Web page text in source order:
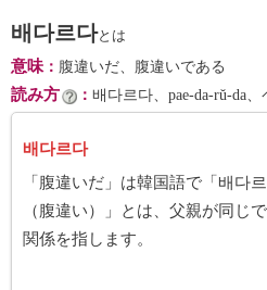
배다르다とは
意味： 腹違いだ、腹違いである
読み方 ： 배다르다、pae-da-rŭ-da
배다르다
「腹違いだ」は韓国語で「배다
（腹違い）」とは、父親が同じ
関係を指します。